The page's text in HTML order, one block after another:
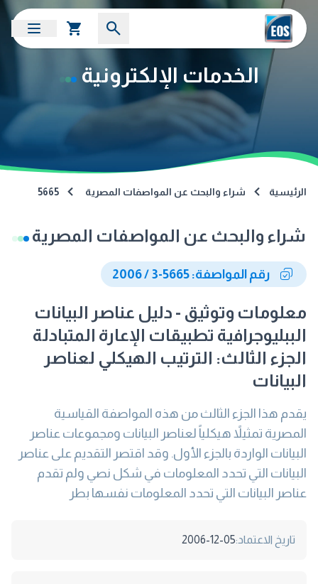
الخدمات الإلكترونية
الرئيسية شراء والبحث عن المواصفات المصرية 5665
شراء والبحث عن المواصفات المصرية
رقم المواصفة: 5665-3 / 2006
معلومات وتوثيق - دليل عناصر البيانات
الببليوجرافية تطبيقات الإعارة المتبادلة
الجزء الثالث: الترتيب الهيكلي لعناصر
البيانات
يقدم هذا الجزء الثالث من هذه المواصفة القياسية
المصرية تمثيلاً هيكلياً لعناصر البيانات ومجموعات عناصر
البيانات الواردة بالجزء الأول. وقد اقتصر التقديم على عناصر
البيانات التي تحدد المعلومات في شكل نصي ولم تقدم
عناصر البيانات التي تحدد المعلومات نفسها بطر
تاريخ الاعتماد:2006-12-05